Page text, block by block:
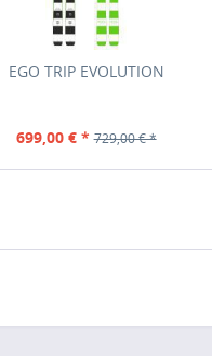
EGO TRIP EVOLUTION
699,00 € * 729,00 € *